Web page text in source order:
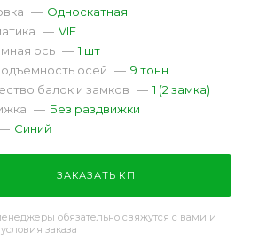
— Односкатная
— VIE
ось — 1 шт
осей — 9 тонн
балок и замков — 1 (2 замка)
— Без раздвижки
Синий
ЗАКАЗАТЬ КП
обязательно свяжутся с вами и
заказа